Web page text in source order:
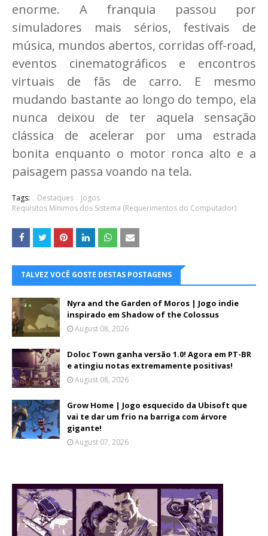
enorme. A franquia passou por
simuladores mais sérios, festivais de
música, mundos abertos, corridas off-road,
eventos cinematográficos e encontros
virtuais de fãs de carro. E mesmo
mudando bastante ao longo do tempo, ela
nunca deixou de ter aquela sensação
clássica de acelerar por uma estrada
bonita enquanto o motor ronca alto e a
paisagem passa voando na tela.
Tags: Destaques
Jogos
Requisitos Mínimos dos Sistema (Requerimentos do Computador)
TALVEZ VOCÊ GOSTE DESTAS POSTAGENS
Nyra and the Garden of Moros | Jogo indie
inspirado em Shadow of the Colossus
August 08, 2026
Doloc Town ganha versão 1.0! Agora em PT-BR
e atingiu notas extremamente positivas!
August 08, 2026
Grow Home | Jogo esquecido da Ubisoft que
vai te dar um frio na barriga com árvore
gigante!
August 07, 2026